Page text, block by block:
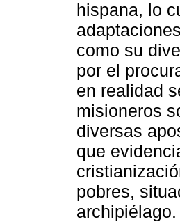
hispana, lo
como su
por el
en realidad
misioneros
diversas
que
pobres,
archipiélago.